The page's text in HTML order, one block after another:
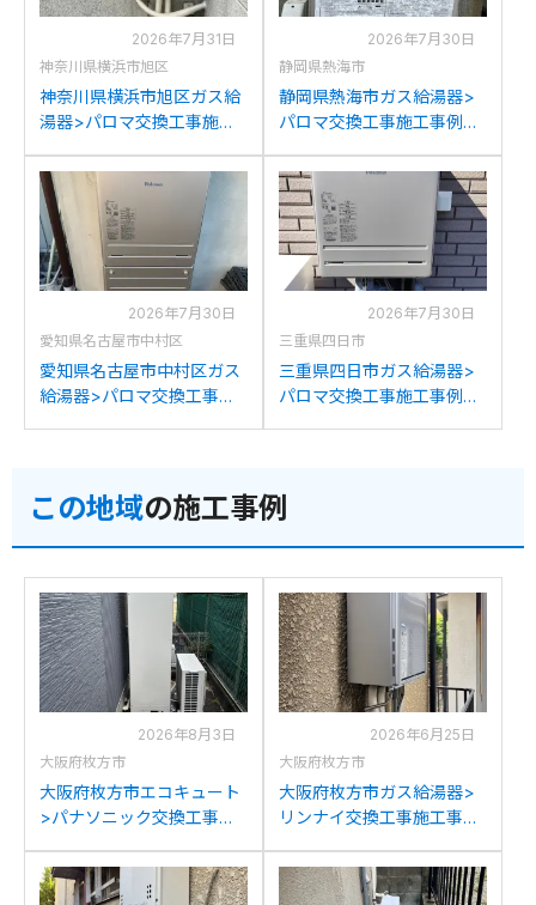
2026年7月31日
神奈川県横浜市旭区
神奈川県横浜市旭区ガス給
湯器>パロマ交換工事施工
2428SAWXからパロマFH-
2023SAW-1への交換
2026年7月30日
静岡県熱海市
静岡県熱海市ガス給湯器>
パロマ交換工事施工事例：
パロマFH-2023SAW-1への
交換
2026年7月30日
愛知県名古屋市中村区
愛知県名古屋市中村区ガス
給湯器>パロマ交換工事施
2026年7月30日
三重県四日市
三重県四日市ガス給湯器>
パロマ交換工事施工事例：
この地域の施工事例
2026年8月3日
大阪府枚方市
大阪府枚方市エコキュート
>パナソニック交換工事施
K46AQからパナソニック
HE-S46LQSへの交換
2026年6月25日
大阪府枚方市
大阪府枚方市ガス給湯器>
リンナイ交換工事施工事
A2000AW(A)からリンナイ
RUF-K2406SAW(A)への交